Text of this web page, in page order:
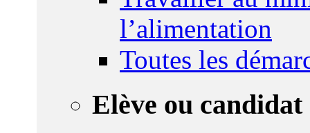
l’alimentation
Toutes les
Elève ou candidat